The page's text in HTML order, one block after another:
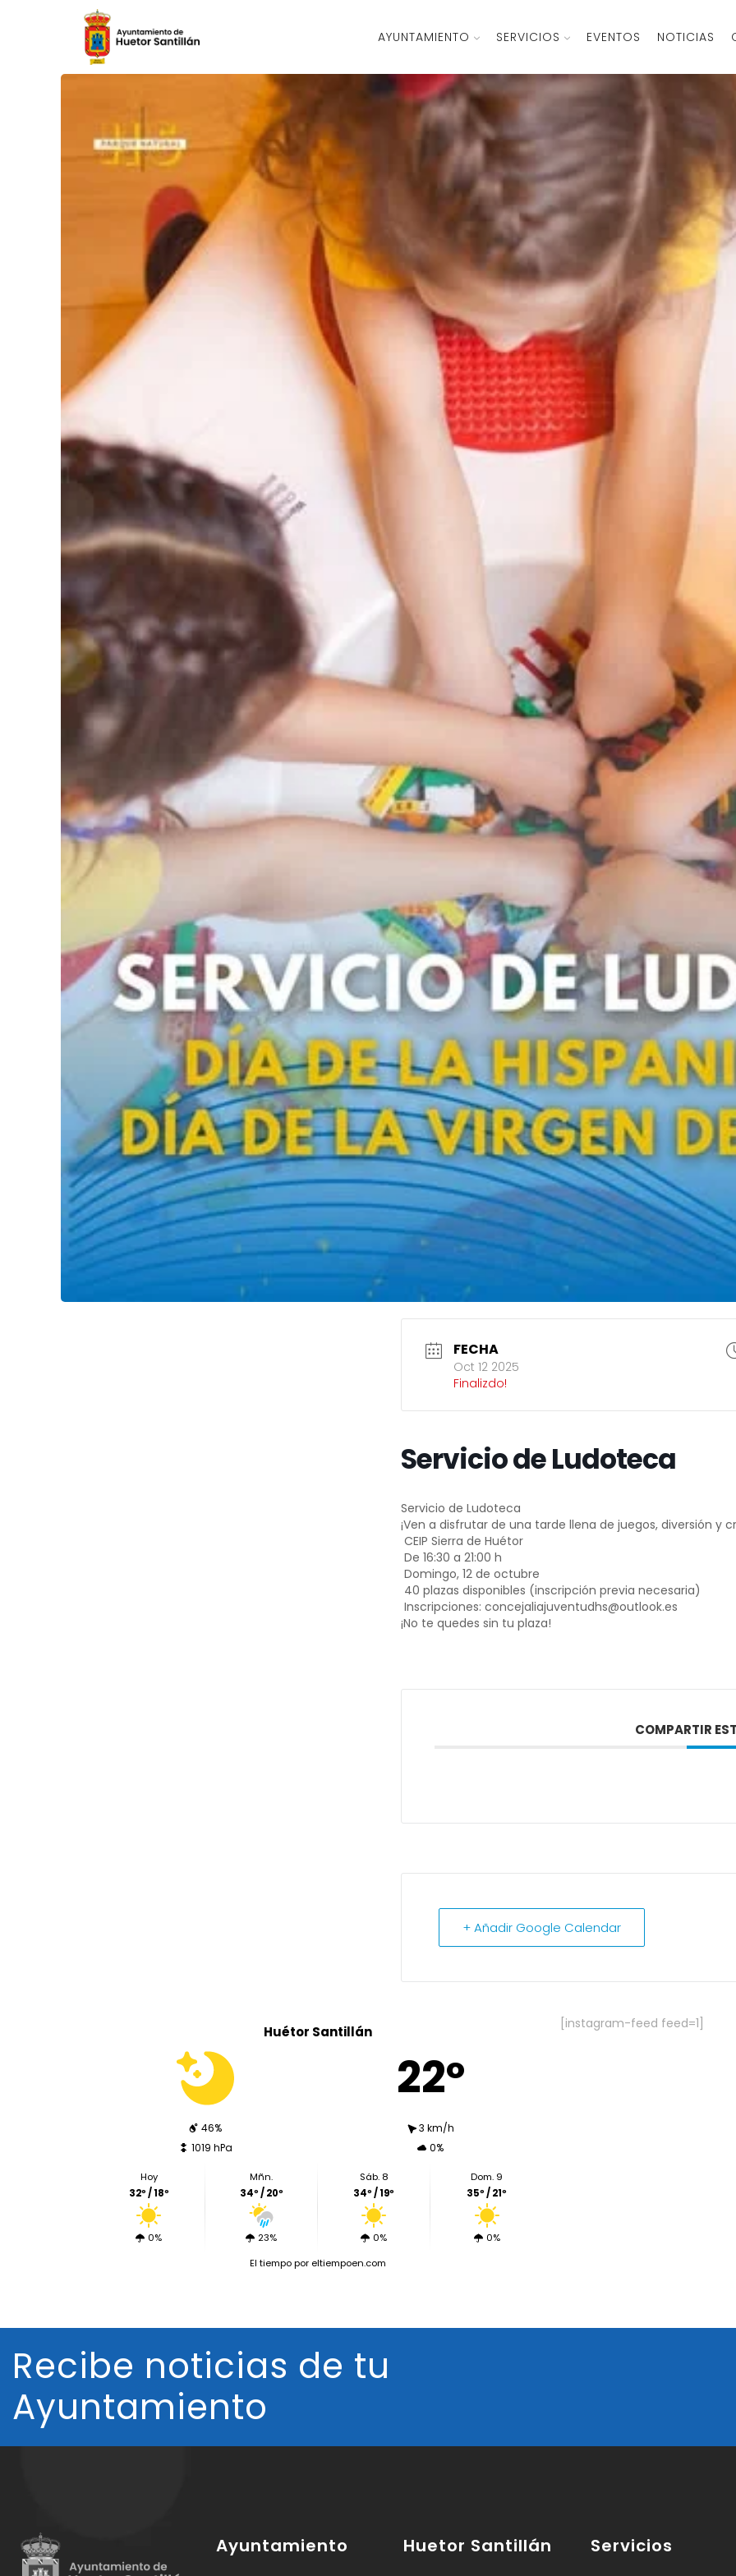
AYUNTAMIENTO SERVICIOS EVENTOS NOTICIAS
FECHA
Oct 12 2025
Finalizdo!
Servicio de Ludoteca
Servicio de Ludoteca
¡Ven a disfrutar de una tarde llena de juegos, diversión y
CEIP Sierra de Huétor
De 16:30 a 21:00 h
Domingo, 12 de octubre
40 plazas disponibles (inscripción previa necesaria)
Inscripciones: concejaliajuventudhs@outlook.es
¡No te quedes sin tu plaza!
COMPARTIR
+ Añadir Google Calendar
Huétor Santillán
22º
46%
3 km/h
1019 hPa
0%
Hoy
32º / 18º
0%
Mñn.
34º / 20º
23%
Sáb. 8
34º / 19º
0%
Dom. 9
35º / 21º
0%
El tiempopor eltiempoen.com
[instagram-feed feed=1]
Recibe noticias de tu
Ayuntamiento
Ayuntamiento Huetor Santillán Servicios